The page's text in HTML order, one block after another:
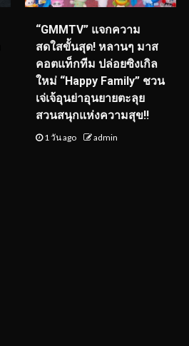
“GMMTV” แจกความ
สดใสขั้นสุด! หลานๆ มาส
คอตแท็กทีม ปล่อยซิงเกิล
ใหม่ “Happy Family” ชวน
เจ่เจ้อุนย่าอุนยายตะลุย
สวนสนุกแห่งความสุข!!
1 วัน ago admin